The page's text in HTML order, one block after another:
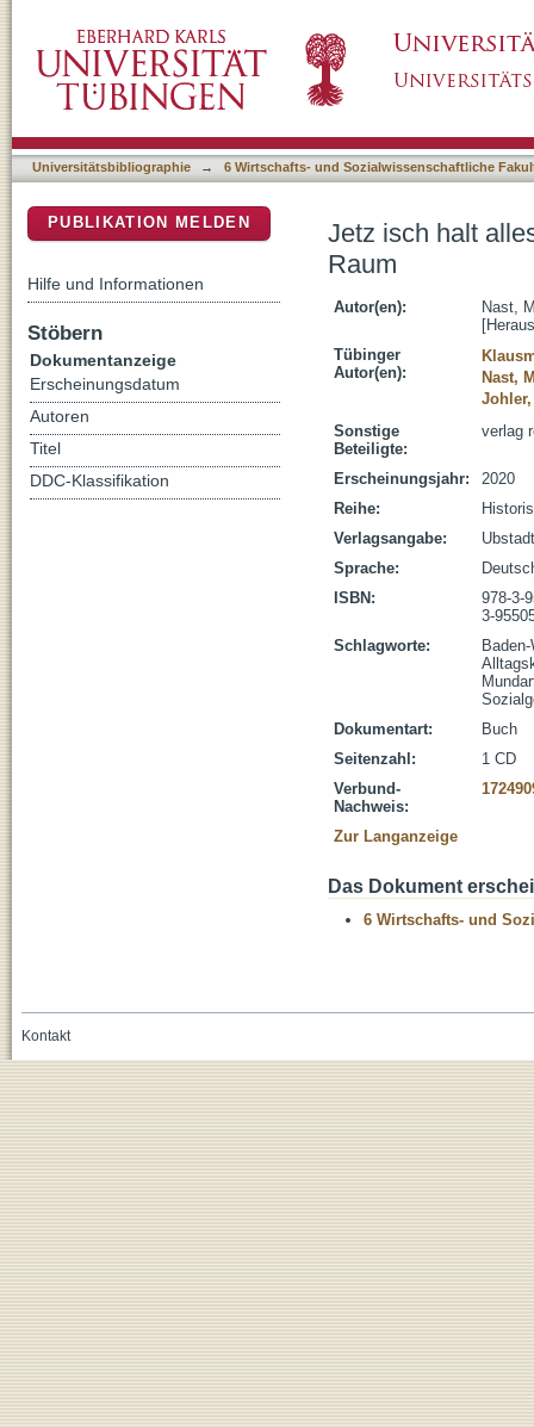
Universitätsbibliographie → 6 Wirtschafts- und Sozialwissenschaftliche
Jetz isch halt
Raum
Autor(en):
Nast,
Tübinger
Autor(en):
Nast,
Sonstige
Beteiligte:
verlag
Erscheinungsjahr:
2020
Reihe:
Verlagsangabe:
Sprache:
ISBN:
978-3-
3-
Schlagworte:
Dokumentart:
Buch
Seitenzahl:
1 CD
Verbund-
Nachweis:
Zur Langanzeige
Das Dokument
6 Wirtschafts- und
PUBLIKATION MELDEN
Hilfe und Informationen
Stöbern
Dokumentanzeige
Erscheinungsdatum
Autoren
Titel
DDC-Klassifikation
Kontakt